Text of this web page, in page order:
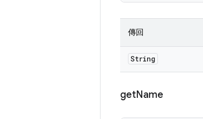
傳回
String
getName